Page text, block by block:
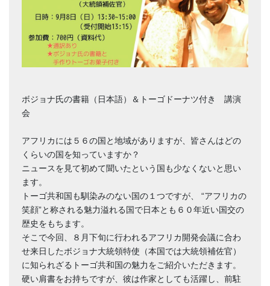
ボジョナ氏の書籍（日本語）＆トーゴドーナツ付き 講演
会
アフリカには５６の国と地域がありますが、皆さんはどの
くらいの国を知っていますか？
ニュースを見て初めて聞いたという国も少なくないと思い
ます。
トーゴ共和国も馴染みのない国の１つですが、 “アフリカの
笑顔”と称される魅力溢れる国で日本とも６０年近い国交の
歴史をもちます。
そこで今回、８月下旬に行われるアフリカ開発会議に合わ
せ来日したボジョナ大統領特使（本国では大統領補佐官）
に知られざるトーゴ共和国の魅力をご紹介いただきます。
硬い肩書をお持ちですが、彼は作家としても活躍し、前駐